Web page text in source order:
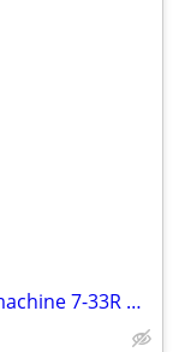
consew industrial heavy duty sewing machine 7-33R with reverse